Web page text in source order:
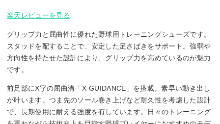
楽天レビューを見る
グリップ力と屈曲性に優れた野球用トレーニングシューズです。
スタッドを配することで、安定した足さばきをサポート。強弱や
方向性を持たせた設計により、グリップ力を高めているのが魅力
です。
前足部にX字の屈曲溝「X-GUIDANCE」を搭載。素早い動き出し
が叶います。つま先のソール巻き上げなど耐久性を考慮した設計
で、長期使用に耐える強度を有しています。日々のトレーニング